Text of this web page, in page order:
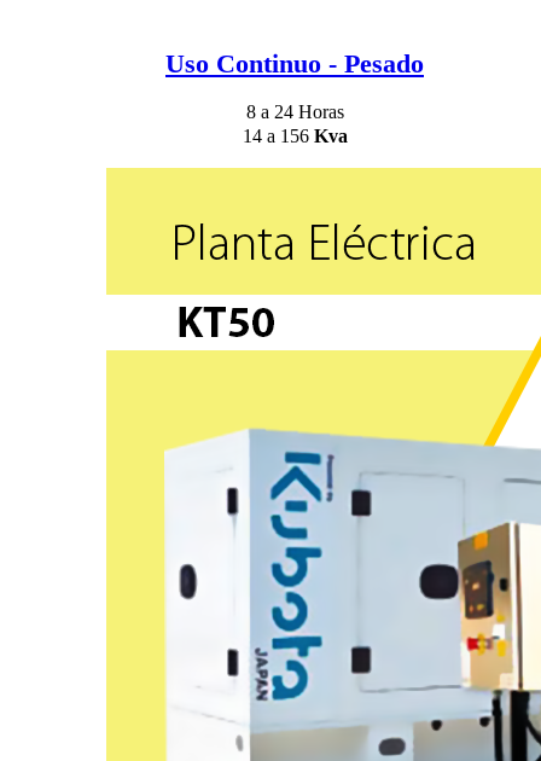
Uso Continuo - Pesado
8 a 24 Horas
14 a 156 Kva